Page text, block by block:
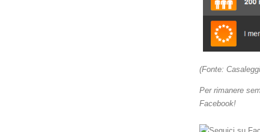
(Fonte:
Per rimanere
Facebook!